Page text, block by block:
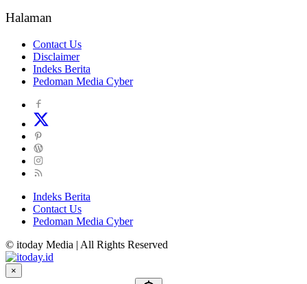
Halaman
Contact Us
Disclaimer
Indeks Berita
Pedoman Media Cyber
Indeks Berita
Contact Us
Pedoman Media Cyber
© itoday Media | All Rights Reserved
×